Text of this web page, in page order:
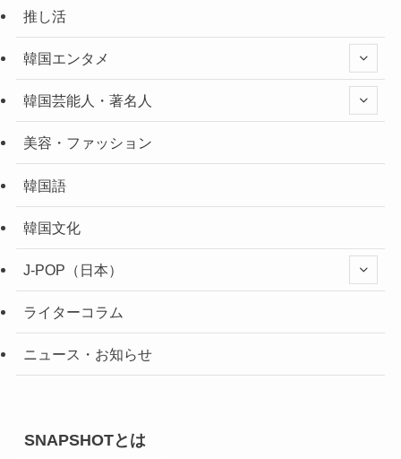
推し活
韓国エンタメ
韓国芸能人・著名人
美容・ファッション
韓国語
韓国文化
J-POP（日本）
ライターコラム
ニュース・お知らせ
SNAPSHOTとは